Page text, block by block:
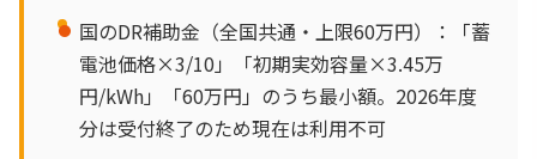
国のDR補助金（全国共通・上限60万円）：「蓄
電池価格×3/10」「初期実効容量×3.45万
円/kWh」「60万円」のうち最小額。2026年度
分は受付終了のため現在は利用不可